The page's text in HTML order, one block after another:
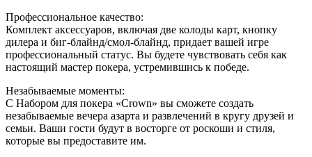
Профессиональное качество:
Комплект аксессуаров, включая две колоды карт, кнопку
дилера и биг-блайнд/смол-блайнд, придает вашей игре
профессиональный статус. Вы будете чувствовать себя как
настоящий мастер покера, устремившись к победе.
Незабываемые моменты:
С Набором для покера «Crown» вы сможете создать
незабываемые вечера азарта и развлечений в кругу друзей и
семьи. Ваши гости будут в восторге от роскоши и стиля,
которые вы предоставите им.